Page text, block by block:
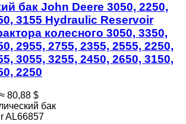
бак John Deere 3050, 2250,
3155 Hydraulic Reservoir
колесного 3050, 3350,
2955, 2755, 2355, 2555, 2250,
3055, 3255, 2450, 2650, 3150,
2250
≈ 80,88 $
бак
AL66857